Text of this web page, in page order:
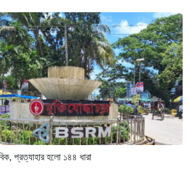
প্রত্যাহার হলো ১৪৪ ধারা